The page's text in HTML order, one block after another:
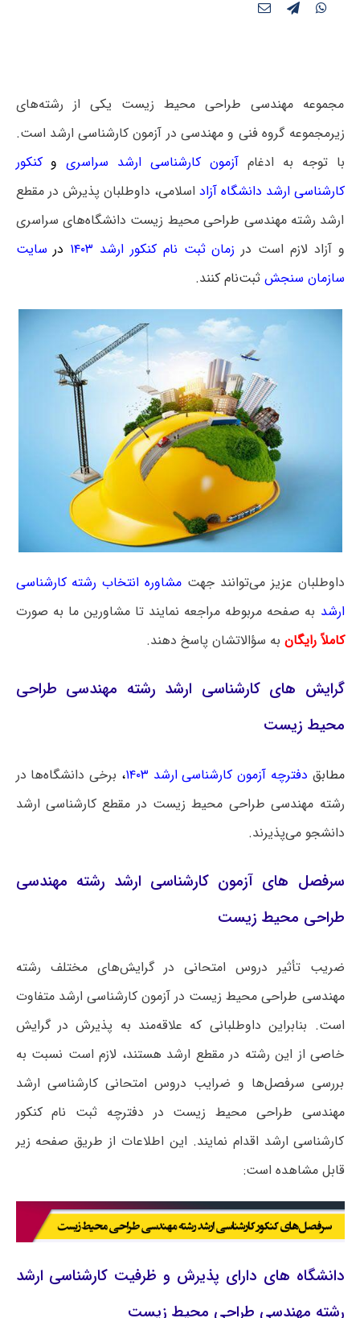
مجموعه مهندسی طراحی محیط زیست یکی از رشته‌های
زیرمجموعه گروه فنی و مهندسی در آزمون کارشناسی ارشد است.
با توجه به ادغامآزمون کارشناسی ارشد سراسریوکنکور
کارشناسی ارشد دانشگاه آزاد اسلامی، داوطلبان پذیرش در مقطع
ارشد رشته مهندسی طراحی محیط زیست دانشگاه‌های سراسری
و آزاد لازم است در زمان ثبت نام کنکور ارشد ۱۴۰۳ در سایت
سازمان سنجش ثبت‌نام کنند.
داوطلبان عزیز می‌توانند جهت مشاوره انتخاب رشته کارشناسی
ارشد به صفحه مربوطه مراجعه نمایند تا مشاورین ما به صورت
کاملاً رایگان به سؤالاتشان پاسخ دهند.
گرایش‌ های کارشناسی ارشد رشته مهندسی طراحی
محیط زیست
مطابق دفترچه آزمون کارشناسی ارشد ۱۴۰۳ ، برخی دانشگاه‌ها در
رشته مهندسی طراحی محیط زیست در مقطع کارشناسی ارشد
دانشجو می‌پذیرند.
سرفصل های آزمون کارشناسی ارشد رشته مهندسی
طراحی محیط زیست
ضریب تأثیر دروس امتحانی در گرایش‌های مختلف رشته
مهندسی طراحی محیط زیست در آزمون کارشناسی ارشد متفاوت
است. بنابراین داوطلبانی که علاقه‌مند به پذیرش در گرایش
خاصی از این رشته در مقطع ارشد هستند، لازم است نسبت به
بررسی سرفصل‌ها و ضرایب دروس امتحانی کارشناسی ارشد
مهندسی طراحی محیط زیست در دفترچه ثبت نام کنکور
کارشناسی ارشد اقدام نمایند. این اطلاعات از طریق صفحه زیر
قابل مشاهده است:
دانشگاه های دارای پذیرش و ظرفیت کارشناسی ارشد
رشته مهندسی طراحی محیط زیست